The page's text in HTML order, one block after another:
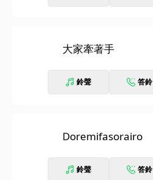
大家牽著手
鈴聲 答鈴
Doremifasorairo
鈴聲 答鈴